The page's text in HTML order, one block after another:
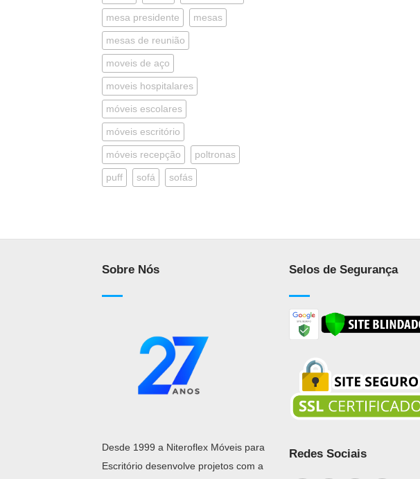
mesa presidente mesas
mesas de reunião
moveis de aço
moveis hospitalares
móveis escolares
móveis escritório
móveis recepção poltronas
puff sofá sofás
Sobre Nós
Desde 1999 a Niteroflex Móveis para
Escritório desenvolve projetos com a
Selos de Segurança
Redes Sociais